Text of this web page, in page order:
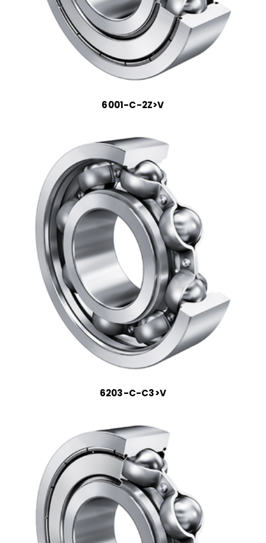
6001-C-2Z>V
6203-C-C3>V